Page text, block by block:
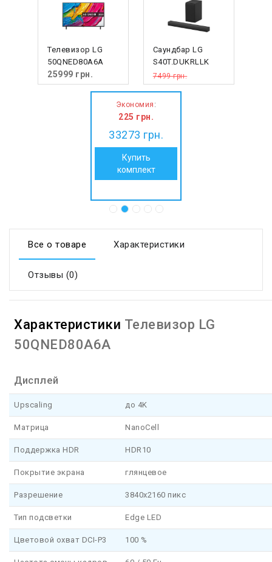
Телевизор LG
50QNED80A6A
25999 грн.
Саундбар LG
S40T.DUKRLLK
7499 грн.
7274грн.
Экономия :
225 грн.
33273 грн.
Купить
комплект
Все о товаре Характеристики
Отзывы (0)
Характеристики Телевизор LG
50QNED80A6A
Дисплей
Upscaling до 4K
Матрица NanoCell
Поддержка HDR HDR10
Покрытие экрана глянцевое
Разрешение 3840x2160 пикс
Тип подсветки Edge LED
Цветовой охват DCI-P3 100 %